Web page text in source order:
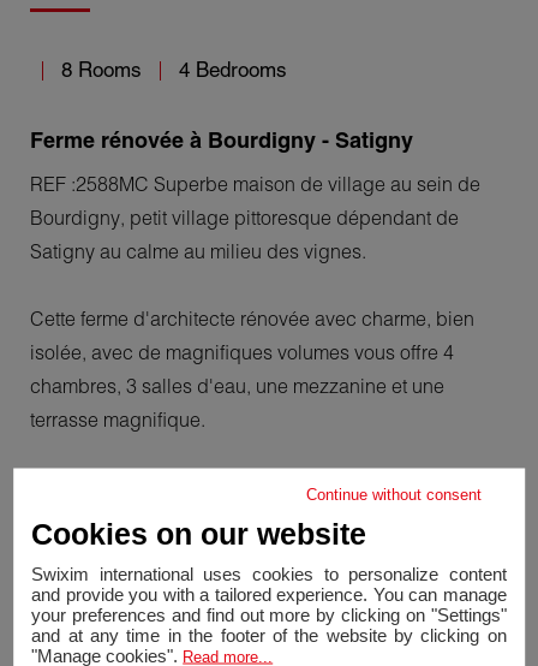
8 Rooms 4 Bedrooms
Ferme rénovée à Bourdigny - Satigny
REF :2588MC Superbe maison de village au sein de
Bourdigny, petit village pittoresque dépendant de
Satigny au calme au milieu des vignes.
Cette ferme d'architecte rénovée avec charme, bien
isolée, avec de magnifiques volumes vous offre 4
chambres, 3 salles d'eau, une mezzanine et une
terrasse magnifique.
Vous disposez de places parc dont un abris voiture, de
nombreux espaces de rangements.
Entrée prévue autour du 1er septembre / fin août.
Continue without consent
Cookies on our website
Swixim international uses cookies to personalize content
and provide you with a tailored experience. You can manage
your preferences and find out more by clicking on "Settings"
and at any time in the footer of the website by clicking on
"Manage cookies". Read more...